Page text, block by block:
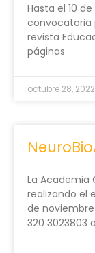
Hasta el 10
convocatoria
revista
páginas
octubre 28, 2022
La Academia
realizando el
de
320 3023803 o